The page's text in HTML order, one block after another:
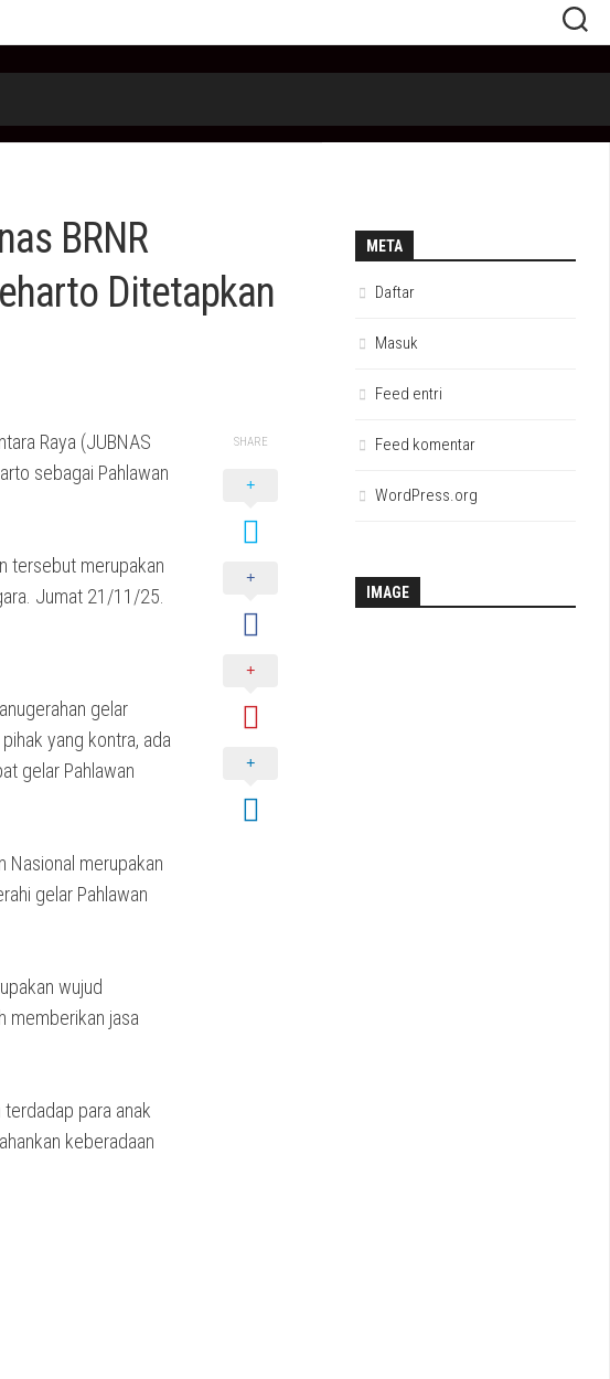
BRNR
Ditetapkan
Raya (JUBNAS
sebagai Pahlawan
tersebut merupakan
Jumat 21/11/25.
gelar
yang kontra, ada
gelar Pahlawan
Nasional merupakan
gelar Pahlawan
wujud
memberikan jasa
para anak
keberadaan
SHARE
META
Daftar
Masuk
Feed entri
Feed komentar
WordPress.org
IMAGE